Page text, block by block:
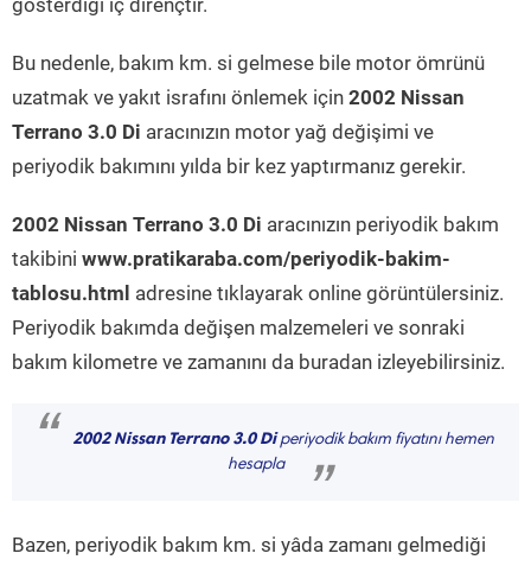
gösterdiği iç dirençtir.
Bu nedenle, bakım km. si gelmese bile motor ömrünü
uzatmak ve yakıt israfını önlemek için 2002 Nissan
Terrano 3.0 Di aracınızın motor yağ değişimi ve
periyodik bakımını yılda bir kez yaptırmanız gerekir.
2002 Nissan Terrano 3.0 Di aracınızın periyodik bakım
takibini www.pratikaraba.com/periyodik-bakim-
tablosu.html adresine tıklayarak online görüntülersiniz.
Periyodik bakımda değişen malzemeleri ve sonraki
bakım kilometre ve zamanını da buradan izleyebilirsiniz.
“ 2002 Nissan Terrano 3.0 Diperiyodik bakım fiyatını hemen
hesapla
”
Bazen, periyodik bakım km. si yâda zamanı gelmediği